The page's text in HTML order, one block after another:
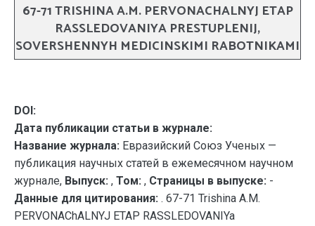
67-71 TRISHINA A.M. PERVONACHALNYJ ETAP
RASSLEDOVANIYA PRESTUPLENIJ,
SOVERSHENNYH MEDICINSKIMI RABOTNIKAMI
DOI:
Дата публикации статьи в журнале:
Название журнала: Евразийский Союз Ученых —
публикация научных статей в ежемесячном научном
журнале, Выпуск: , Том: , Страницы в выпуске: -
Данные для цитирования: . 67-71 Trishina A.M.
PERVONAChALNYJ ETAP RASSLEDOVANIYa